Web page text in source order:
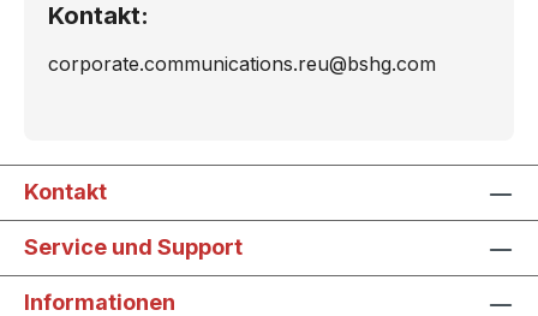
Kontakt:
corporate.communications.reu@bshg.com
Kontakt
Service und Support
Informationen